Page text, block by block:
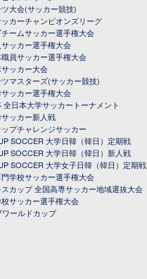
大会(サッカー競技)
カーチャンピオンズリーグ
ームサッカー選手権大会
ッカー選手権大会
員サッカー選手権大会
ッカー大会
マスターズ(サッカー競技)
ッカー選手権大会
全日本大学サッカートーナメント
ッカー新人戦
プチャレンジサッカー
SOCCER 大学日韓（韓日）定期戦
SOCCER 大学日韓（韓日）新人戦
SOCCER 大学女子日韓（韓日）定期戦
学校サッカー選手権大会
カップ 全国高専サッカー地域選抜大会
サッカー選手権大会
ワールドカップ